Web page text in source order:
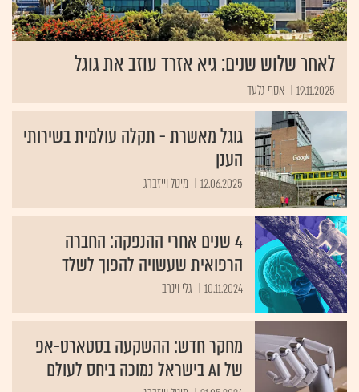
לאחר שלוש שנים: גיא אזרד עוזב את גוגל
19.11.2025 אסף גלעד
גוגל מאשרת - תקלה עולמית בשירותי
הענן
12.06.2025 מיטל וייזברג
4 שנים אחרי ההנפקה: החברה
הרפואית שעשויה להפוך לשלד
10.11.2024 גלי וינרב
מחקר חדש: ההשקעה בסטארט-אפ
של AI בישראל נמוכה ביחס לעולם